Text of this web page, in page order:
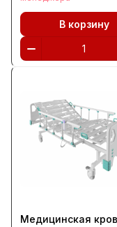
В корзину
Медицинская